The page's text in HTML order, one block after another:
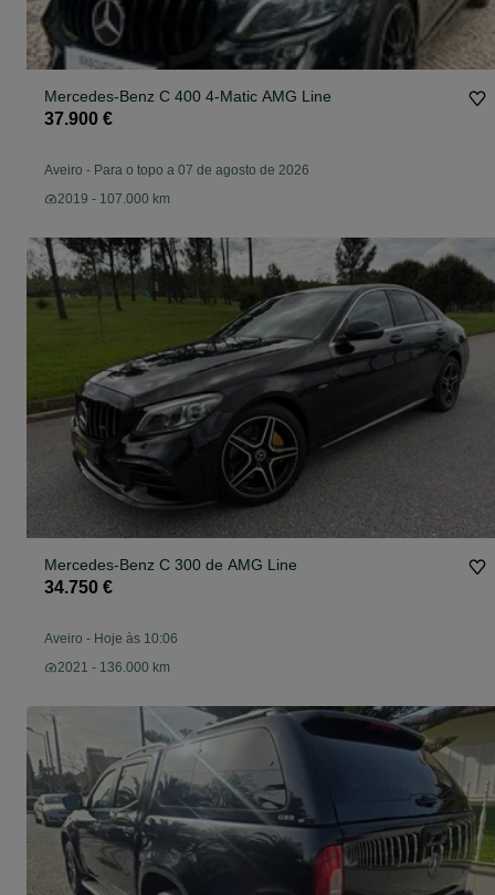
Mercedes-Benz C 400 4-Matic AMG Line
37.900 €
Aveiro - Para o topo a 07 de agosto de 2026
2019 - 107.000 km
Mercedes-Benz C 300 de AMG Line
34.750 €
Aveiro - Hoje às 10:06
2021 - 136.000 km